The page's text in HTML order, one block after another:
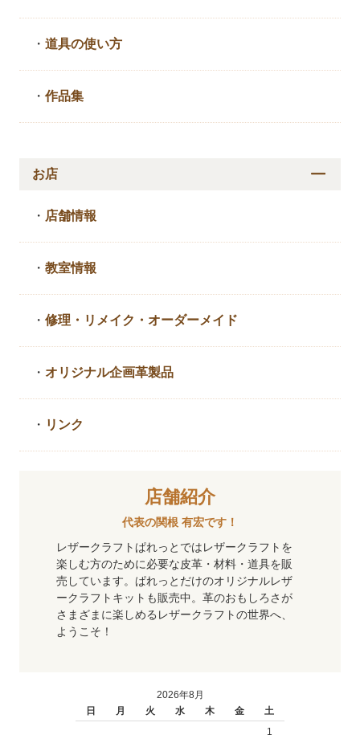
・道具の使い方
・作品集
お店
・ 店舗情報
・教室情報
・修理・リメイク・ オーダーメイド
・ オリジナル企画革製品
・ リンク
店舗紹介
代表の関根 有宏です！
レザークラフトぱれっとではレザークラフトを
楽しむ方のために必要な皮革・材料・道具を販
売しています。ぱれっとだけのオリジナルレザ
ークラフトキットも販売中。革のおもしろさが
さまざまに楽しめるレザークラフトの世界へ、
ようこそ！
2026年8月
日
月 火 水 木 金
土
1